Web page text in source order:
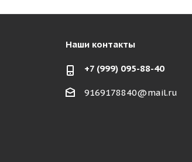
Наши контакты
+7 (999) 095-88-40
9169178840@mail.ru